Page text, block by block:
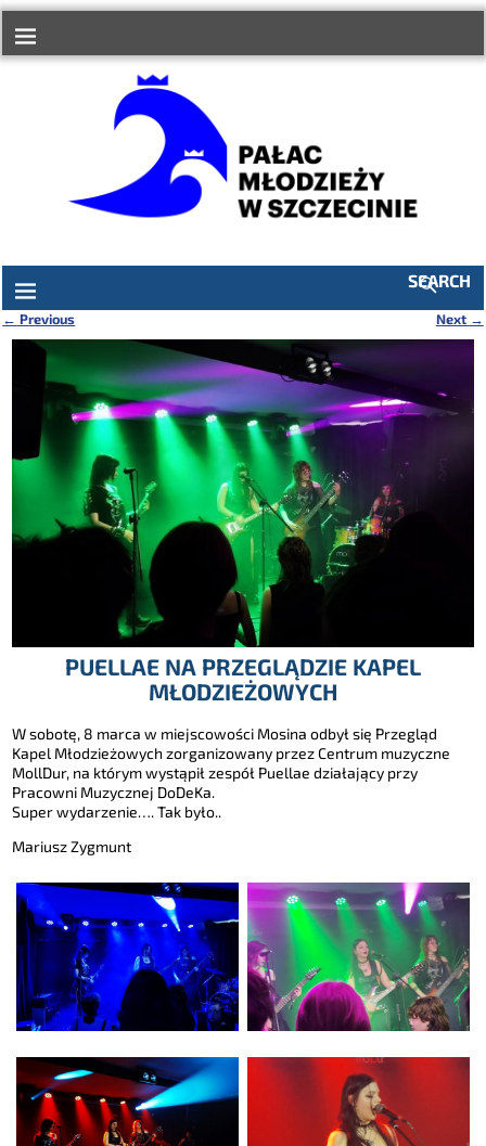
treści
SEARCH
Nawigacja
← Previous Next →
PUELLAE NA PRZEGLĄDZIE KAPEL
MŁODZIEŻOWYCH
W sobotę, 8 marca w miejscowości Mosina odbył się Przegląd
Kapel Młodzieżowych zorganizowany przez Centrum muzyczne
MollDur, na którym wystąpił zespół Puellae działający przy
Pracowni Muzycznej DoDeKa.
Super wydarzenie…. Tak było..
Mariusz Zygmunt